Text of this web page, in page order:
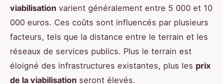
viabilisation varient généralement entre 5 000 et 10
000 euros. Ces coûts sont influencés par plusieurs
facteurs, tels que la distance entre le terrain et les
réseaux de services publics. Plus le terrain est
éloigné des infrastructures existantes, plus les prix
de la viabilisation seront élevés.